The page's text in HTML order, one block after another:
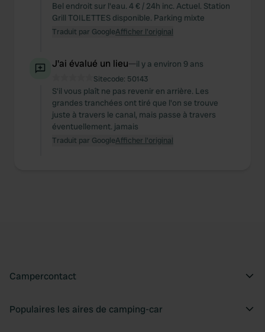
Bel endroit sur l'eau. 4 € / 24h inc. Actuel. Station
Grill TOILETTES disponible. Parking mixte
Traduit par GoogleAfficher l'original
J'ai évalué un lieu—il y a environ 9 ans
Sitecode: 50143
S'il vous plaît ne pas revenir en arrière. Les
grandes tranchées ont tiré que l'on se trouve
juste à travers le canal, mais passe à travers
éventuellement. jamais
Traduit par GoogleAfficher l'original
Campercontact
Populaires les aires de camping-car